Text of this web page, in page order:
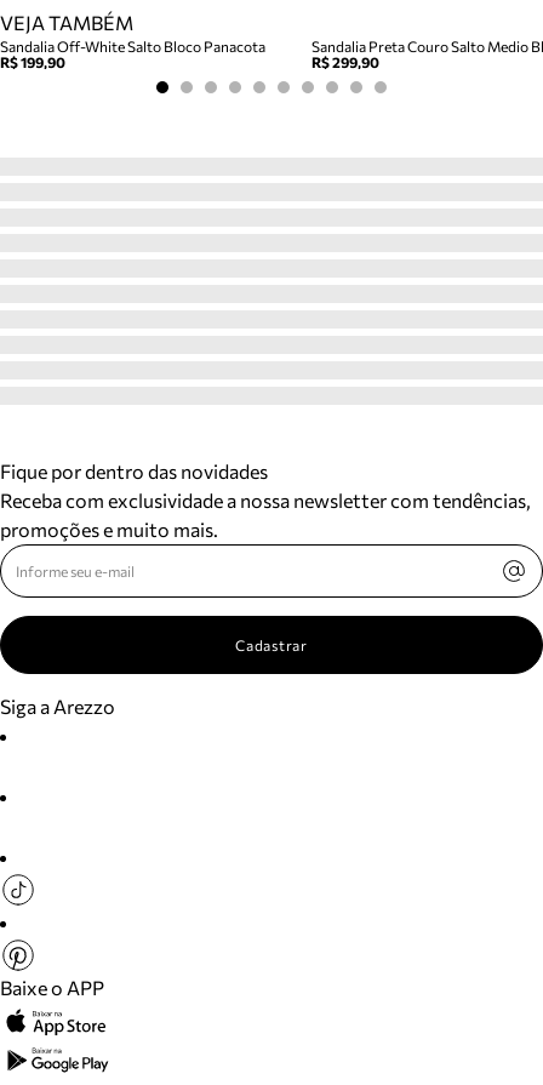
VEJA TAMBÉM
Sandalia Off-White Salto Bloco Panacota
R$ 199,90
Sandalia Preta Couro Salto Medio
R$ 299,90
Fique por dentro das novidades
Receba com exclusividade a nossa newsletter com tendências,
promoções e muito mais.
Cadastrar
Siga a Arezzo
Baixe o APP